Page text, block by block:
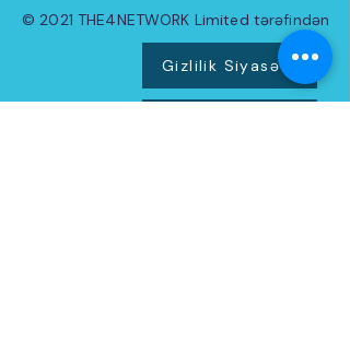
© 2021 THE4NETWORK Limited tərəfindən
Gizlilik Siyasəti